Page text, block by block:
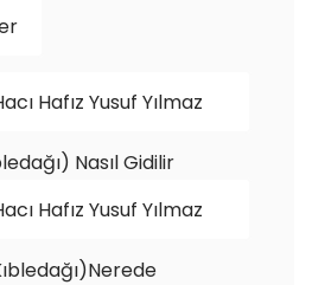
Hafız Yusuf Yılmaz
Nasıl Gidilir
Hafız Yusuf Yılmaz